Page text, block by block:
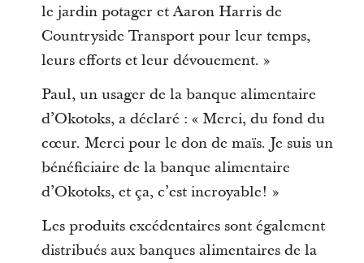
le jardin potager et Aaron Harris de
Countryside Transport pour leur temps,
leurs efforts et leur dévouement. »
Paul, un usager de la banque alimentaire
d’Okotoks, a déclaré : « Merci, du fond du
cœur. Merci pour le don de maïs. Je suis un
bénéficiaire de la banque alimentaire
d’Okotoks, et ça, c’est incroyable! »
Les produits excédentaires sont également
distribués aux banques alimentaires de la